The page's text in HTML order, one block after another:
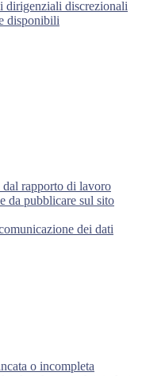
dirigenziali discrezionali
disponibili
rapporto di lavoro
da pubblicare sul sito
dei dati
o incompleta